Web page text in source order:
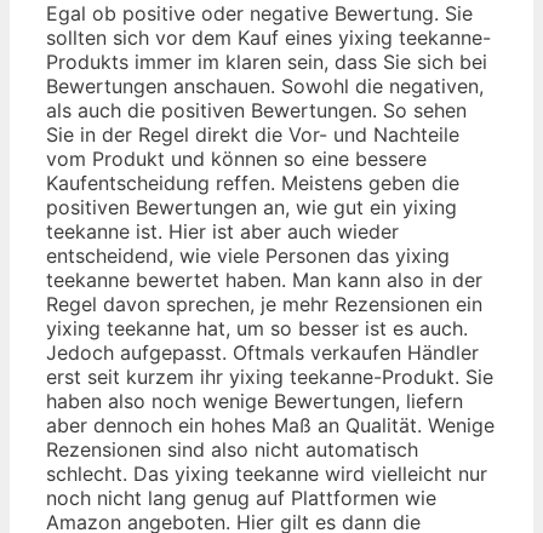
Egal ob positive oder negative Bewertung. Sie
sollten sich vor dem Kauf eines yixing teekanne-
Produkts immer im klaren sein, dass Sie sich bei
Bewertungen anschauen. Sowohl die negativen,
als auch die positiven Bewertungen. So sehen
Sie in der Regel direkt die Vor- und Nachteile
vom Produkt und können so eine bessere
Kaufentscheidung reffen. Meistens geben die
positiven Bewertungen an, wie gut ein yixing
teekanne ist. Hier ist aber auch wieder
entscheidend, wie viele Personen das yixing
teekanne bewertet haben. Man kann also in der
Regel davon sprechen, je mehr Rezensionen ein
yixing teekanne hat, um so besser ist es auch.
Jedoch aufgepasst. Oftmals verkaufen Händler
erst seit kurzem ihr yixing teekanne-Produkt. Sie
haben also noch wenige Bewertungen, liefern
aber dennoch ein hohes Maß an Qualität. Wenige
Rezensionen sind also nicht automatisch
schlecht. Das yixing teekanne wird vielleicht nur
noch nicht lang genug auf Plattformen wie
Amazon angeboten. Hier gilt es dann die